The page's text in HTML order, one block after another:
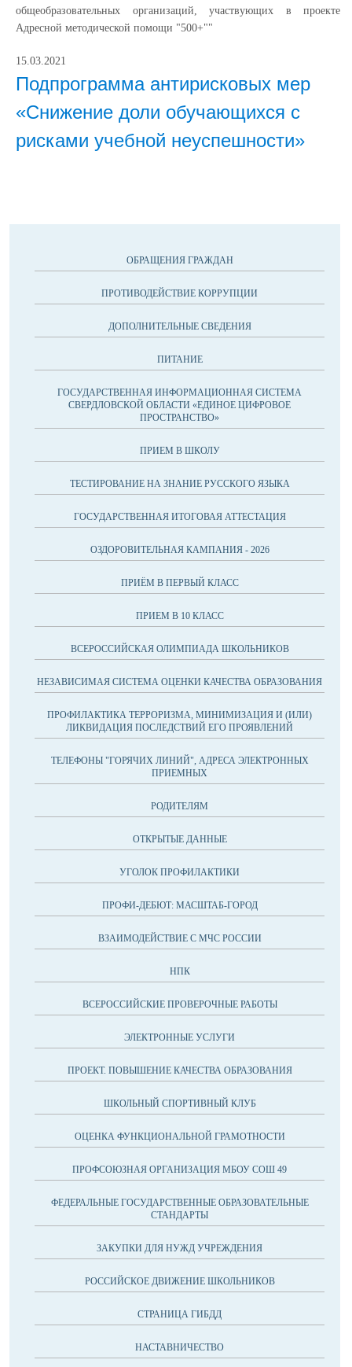
общеобразовательных организаций, участвующих в проекте
Адресной методической помощи "500+""
15.03.2021
Подпрограмма антирисковых мер
«Снижение доли обучающихся с
рисками учебной неуспешности»
ОБРАЩЕНИЯ ГРАЖДАН
ПРОТИВОДЕЙСТВИЕ КОРРУПЦИИ
ДОПОЛНИТЕЛЬНЫЕ СВЕДЕНИЯ
ПИТАНИЕ
ГОСУДАРСТВЕННАЯ ИНФОРМАЦИОННАЯ СИСТЕМА
СВЕРДЛОВСКОЙ ОБЛАСТИ «ЕДИНОЕ ЦИФРОВОЕ
ПРОСТРАНСТВО»
ПРИЕМ В ШКОЛУ
ТЕСТИРОВАНИЕ НА ЗНАНИЕ РУССКОГО ЯЗЫКА
ГОСУДАРСТВЕННАЯ ИТОГОВАЯ АТТЕСТАЦИЯ
ОЗДОРОВИТЕЛЬНАЯ КАМПАНИЯ - 2026
ПРИЁМ В ПЕРВЫЙ КЛАСС
ПРИЕМ В 10 КЛАСС
ВСЕРОССИЙСКАЯ ОЛИМПИАДА ШКОЛЬНИКОВ
НЕЗАВИСИМАЯ СИСТЕМА ОЦЕНКИ КАЧЕСТВА ОБРАЗОВАНИЯ
ПРОФИЛАКТИКА ТЕРРОРИЗМА, МИНИМИЗАЦИЯ И (ИЛИ)
ЛИКВИДАЦИЯ ПОСЛЕДСТВИЙ ЕГО ПРОЯВЛЕНИЙ
ТЕЛЕФОНЫ "ГОРЯЧИХ ЛИНИЙ", АДРЕСА ЭЛЕКТРОННЫХ
ПРИЕМНЫХ
РОДИТЕЛЯМ
ОТКРЫТЫЕ ДАННЫЕ
УГОЛОК ПРОФИЛАКТИКИ
ПРОФИ-ДЕБЮТ: МАСШТАБ-ГОРОД
ВЗАИМОДЕЙСТВИЕ С МЧС РОССИИ
НПК
ВСЕРОССИЙСКИЕ ПРОВЕРОЧНЫЕ РАБОТЫ
ЭЛЕКТРОННЫЕ УСЛУГИ
ПРОЕКТ. ПОВЫШЕНИЕ КАЧЕСТВА ОБРАЗОВАНИЯ
ШКОЛЬНЫЙ СПОРТИВНЫЙ КЛУБ
ОЦЕНКА ФУНКЦИОНАЛЬНОЙ ГРАМОТНОСТИ
ПРОФСОЮЗНАЯ ОРГАНИЗАЦИЯ МБОУ СОШ 49
ФЕДЕРАЛЬНЫЕ ГОСУДАРСТВЕННЫЕ ОБРАЗОВАТЕЛЬНЫЕ
СТАНДАРТЫ
ЗАКУПКИ ДЛЯ НУЖД УЧРЕЖДЕНИЯ
РОССИЙСКОЕ ДВИЖЕНИЕ ШКОЛЬНИКОВ
СТРАНИЦА ГИБДД
НАСТАВНИЧЕСТВО